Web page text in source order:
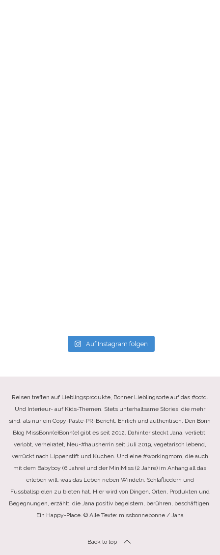
Auf Instagram folgen
Reisen treffen auf Lieblingsprodukte, Bonner Lieblingsorte auf das #ootd.
Und Interieur- auf Kids-Themen. Stets unterhaltsame Stories, die mehr
sind, als nur ein Copy-Paste-PR-Bericht. Ehrlich und authentisch. Den Bonn
Blog MissBonn(e)Bonn(e) gibt es seit 2012. Dahinter steckt Jana, verliebt,
verlobt, verheiratet, Neu-#hausherrin seit Juli 2019, vegetarisch lebend,
verrückt nach Lippenstift und Kuchen. Und eine #workingmom, die auch
mit dem Babyboy (6 Jahre) und der MiniMiss (2 Jahre) im Anhang all das
erleben will, was das Leben neben Windeln, Schlafliedern und
Fussballspielen zu bieten hat. Hier wird von Dingen, Orten, Produkten und
Begegnungen, erzählt, die Jana positiv begeistern, berühren, beschäftigen.
Ein Happy-Place. © Alle Texte: missbonnebonne / Jana
Back to top